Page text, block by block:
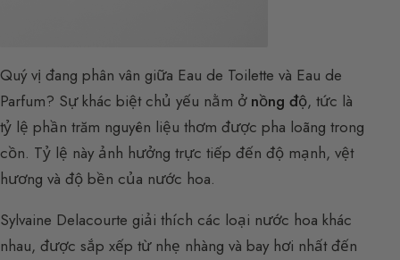
Quý vị đang phân vân giữa Eau de Toilette và Eau de
Parfum? Sự khác biệt chủ yếu nằm ở nồng độ, tức là
tỷ lệ phần trăm nguyên liệu thơm được pha loãng trong
cồn. Tỷ lệ này ảnh hưởng trực tiếp đến độ mạnh, vệt
hương và độ bền của nước hoa.
Sylvaine Delacourte giải thích các loại nước hoa khác
nhau, được sắp xếp từ nhẹ nhàng và bay hơi nhất đến